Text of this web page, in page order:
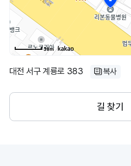
30m
대전 서구 계룡로 383 복사
길 찾기